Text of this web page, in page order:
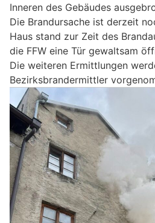
Inneren des Gebäudes
Die Brandursache ist derzeit
Haus stand zur Zeit des
die FFW eine Tür gewaltsam
Die weiteren Ermittlungen
Bezirksbrandermittler